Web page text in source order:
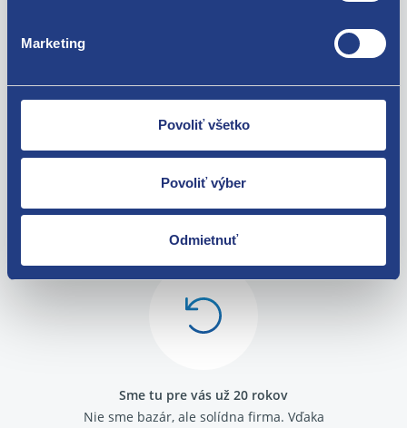
Marketing
Povoliť všetko
Povoliť výber
Odmietnuť
O svojich zákazníkov sa staráme
Pozrite sa na ichrecenzie
Sme tu pre vás už 20 rokov
Nie sme bazár, ale solídna firma. Vďaka